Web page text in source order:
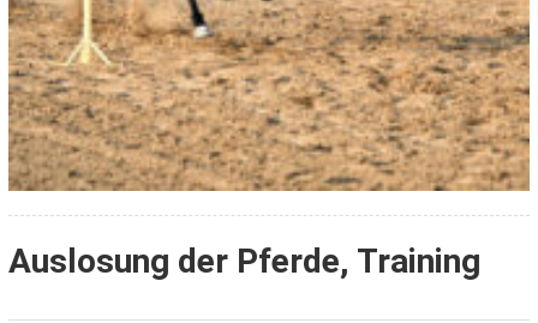
Auslosung der Pferde, Training